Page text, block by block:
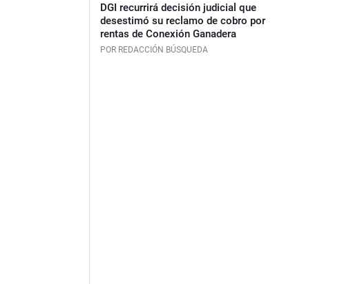
DGI recurrirá decisión judicial que
desestimó su reclamo de cobro por
rentas de Conexión Ganadera
POR REDACCIÓN BÚSQUEDA